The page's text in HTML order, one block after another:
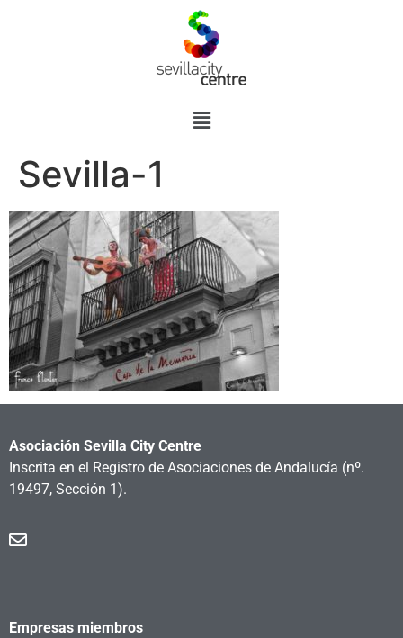
Sevilla-1
Asociación Sevilla City Centre
Inscrita en el Registro de Asociaciones de Andalucía (nº.
19497, Sección 1).
Empresas miembros